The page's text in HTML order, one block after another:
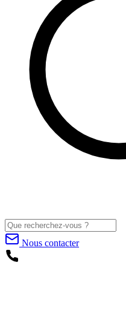
Nous contacter